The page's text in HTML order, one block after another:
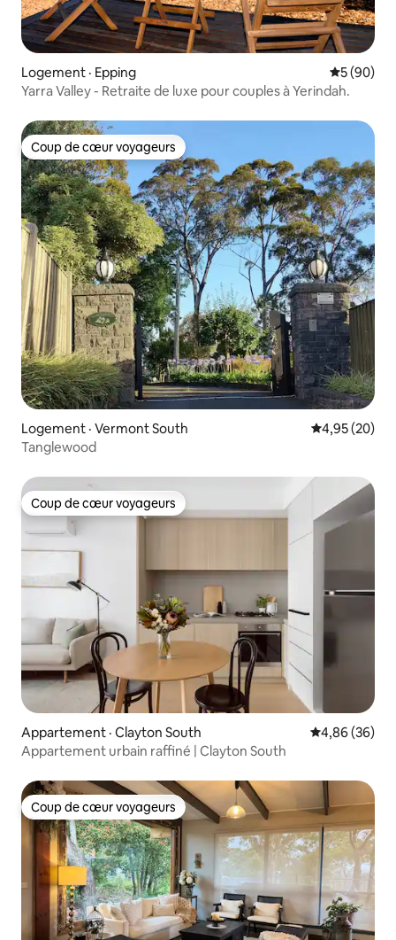
Logement · Epping Note
5 (90)
Yarra Valley - Retraite de luxe pour couples à Yerindah.
Coup de cœur voyageurs
Coup de cœur voyageurs
Logement · Vermont South Note
4,95 (20)
Tanglewood
Coup de cœur voyageurs
Coup de cœur voyageurs
Appartement · Clayton South Note
4,86 (36)
Appartement urbain raffiné | Clayton South
Coup de cœur voyageurs
Coup de cœur voyageurs